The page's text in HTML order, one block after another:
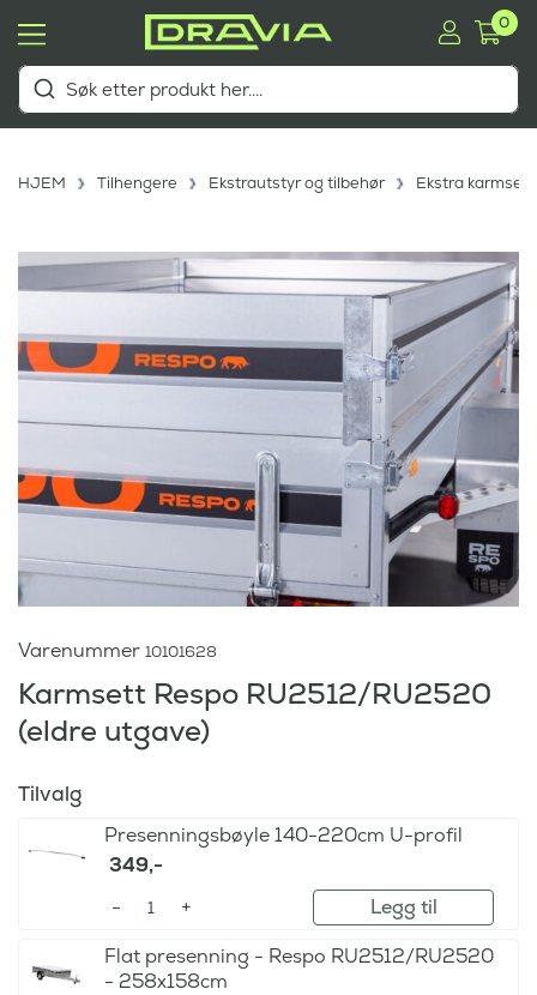
0
HJEM Tilhengere Ekstrautstyr og tilbehør Ekstra karmsett
Varenummer 10101628
Karmsett Respo RU2512/RU2520
(eldre utgave)
Tilvalg
Presenningsbøyle 140-220cm U-profil
349,-
Legg til
Flat presenning - Respo RU2512/RU2520
- 258x158cm